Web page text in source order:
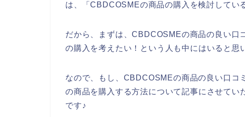
は、「CBDCOSMEの商品の購入を検討してい
だから、まずは、CBDCOSMEの商品の良い口
の購入を考えたい！という人も中にはいると思
なので、もし、CBDCOSMEの商品の良い口コ
の商品を購入する方法について記事にさせてい
です♪